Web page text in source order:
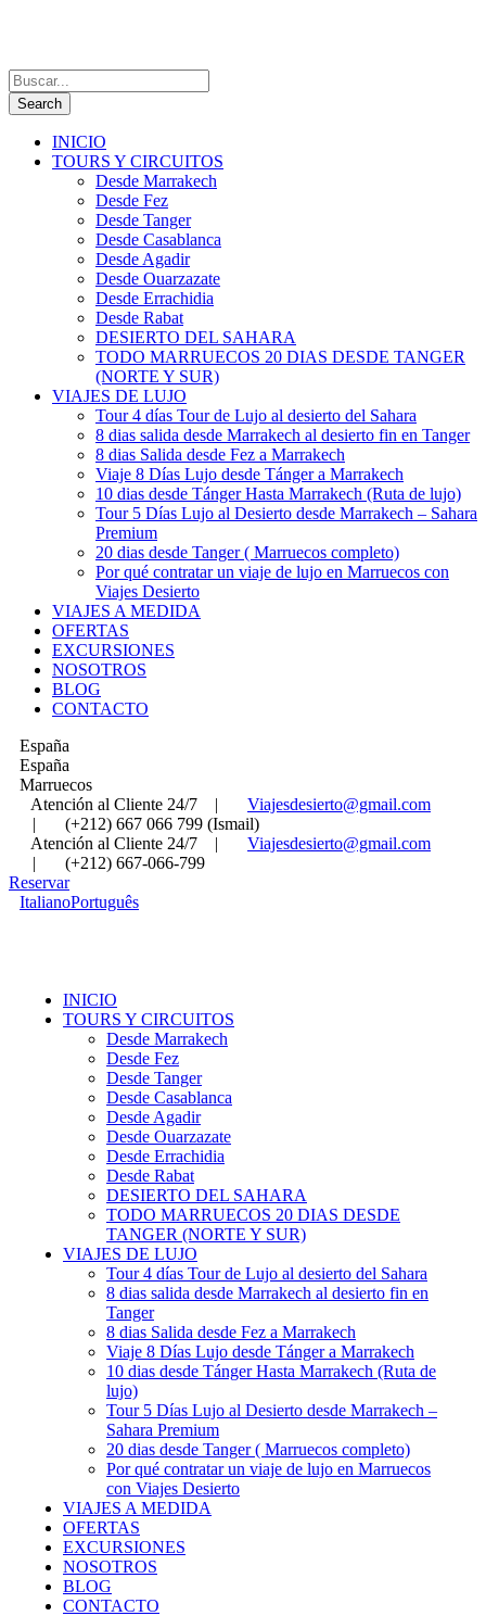
INICIO
TOURS Y CIRCUITOS
Desde Marrakech
Desde Fez
Desde Tanger
Desde Casablanca
Desde Agadir
Desde Ouarzazate
Desde Errachidia
Desde Rabat
DESIERTO DEL SAHARA
TODO MARRUECOS 20 DIAS DESDE TANGER
(NORTE Y SUR)
VIAJES DE LUJO
Tour 4 días Tour de Lujo al desierto del Sahara
8 dias salida desde Marrakech al desierto fin en Tanger
8 dias Salida desde Fez a Marrakech
Viaje 8 Días Lujo desde Tánger a Marrakech
10 dias desde Tánger Hasta Marrakech (Ruta de lujo)
Tour 5 Días Lujo al Desierto desde Marrakech – Sahara
Premium
20 dias desde Tanger ( Marruecos completo)
Por qué contratar un viaje de lujo en Marruecos con
Viajes Desierto
VIAJES A MEDIDA
OFERTAS
EXCURSIONES
NOSOTROS
BLOG
CONTACTO
España
España
Marruecos
Atención al Cliente 24/7
|
Viajesdesierto@gmail.com
|
(+212) 667 066 799 (Ismail)
Atención al Cliente 24/7
|
Viajesdesierto@gmail.com
|
(+212) 667-066-799
Reservar
ItalianoPortuguês
INICIO
TOURS Y CIRCUITOS
Desde Marrakech
Desde Fez
Desde Tanger
Desde Casablanca
Desde Agadir
Desde Ouarzazate
Desde Errachidia
Desde Rabat
DESIERTO DEL SAHARA
TODO MARRUECOS 20 DIAS DESDE
TANGER (NORTE Y SUR)
VIAJES DE LUJO
Tour 4 días Tour de Lujo al desierto del Sahara
8 dias salida desde Marrakech al desierto fin en
Tanger
8 dias Salida desde Fez a Marrakech
Viaje 8 Días Lujo desde Tánger a Marrakech
10 dias desde Tánger Hasta Marrakech (Ruta de
lujo)
Tour 5 Días Lujo al Desierto desde Marrakech –
Sahara Premium
20 dias desde Tanger ( Marruecos completo)
Por qué contratar un viaje de lujo en Marruecos
con Viajes Desierto
VIAJES A MEDIDA
OFERTAS
EXCURSIONES
NOSOTROS
BLOG
CONTACTO